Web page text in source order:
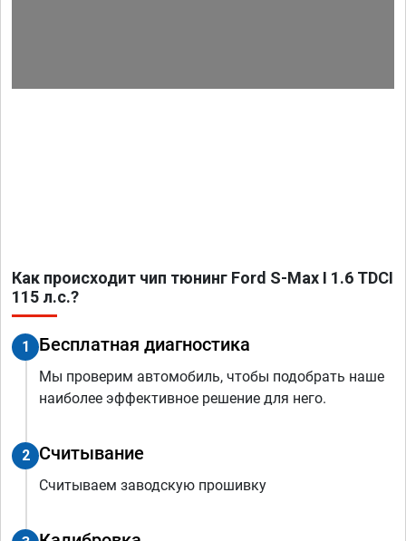
Как происходит чип тюнинг Ford S-Max I 1.6 TDCI
115 л.с.?
1 Бесплатная диагностика
Мы проверим автомобиль, чтобы подобрать наше
наиболее эффективное решение для него.
2 Считывание
Считываем заводскую прошивку